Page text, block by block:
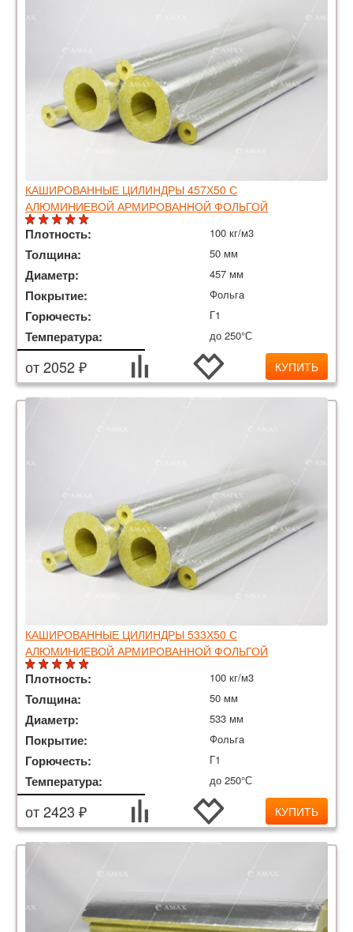
КАШИРОВАННЫЕ ЦИЛИНДРЫ 457Х50 С
АЛЮМИНИЕВОЙ АРМИРОВАННОЙ ФОЛЬГОЙ
Плотность: 100 кг/м3
Толщина: 50 мм
Диаметр: 457 мм
Покрытие: Фольга
Горючесть: Г1
Температура: до 250°С
от 2052 ₽ КУПИТЬ
КАШИРОВАННЫЕ ЦИЛИНДРЫ 533Х50 С
АЛЮМИНИЕВОЙ АРМИРОВАННОЙ ФОЛЬГОЙ
Плотность: 100 кг/м3
Толщина: 50 мм
Диаметр: 533 мм
Покрытие: Фольга
Горючесть: Г1
Температура: до 250°С
от 2423 ₽ КУПИТЬ